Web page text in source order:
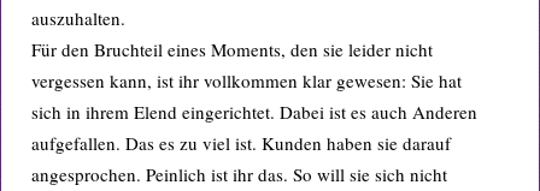
auszuhalten.
Für den Bruchteil eines Moments, den sie leider nicht
vergessen kann, ist ihr vollkommen klar gewesen: Sie hat
sich in ihrem Elend eingerichtet. Dabei ist es auch Anderen
aufgefallen. Das es zu viel ist. Kunden haben sie darauf
angesprochen. Peinlich ist ihr das. So will sie sich nicht